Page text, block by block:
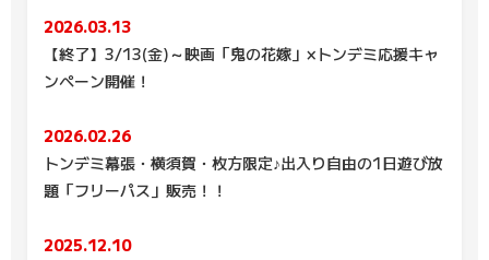
2026.03.13
【終了】3/13(金)～映画「鬼の花嫁」×トンデミ応援キャ
ンペーン開催！
2026.02.26
トンデミ幕張・横須賀・枚方限定♪出入り自由の1日遊び放
題「フリーパス」販売！！
2025.12.10